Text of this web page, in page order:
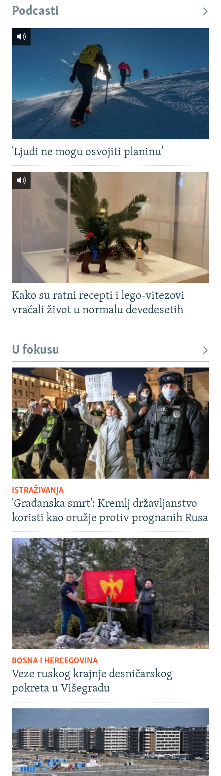
Podcasti
'Ljudi ne mogu osvojiti planinu'
Kako su ratni recepti i lego-vitezovi
vraćali život u normalu devedesetih
U fokusu
ISTRAŽIVANJA
'Građanska smrt': Kremlj državljanstvo
koristi kao oružje protiv prognanih Rusa
BOSNA I HERCEGOVINA
Veze ruskog krajnje desničarskog
pokreta u Višegradu